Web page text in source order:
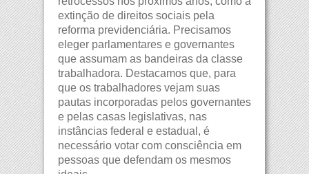
extinção de direitos sociais pela
reforma previdenciária. Precisamos
eleger parlamentares e governantes
que assumam as bandeiras da classe
trabalhadora. Destacamos que, para
que os trabalhadores vejam suas
pautas incorporadas pelos governantes
e pelas casas legislativas, nas
instâncias federal e estadual, é
necessário votar com consciência em
pessoas que defendam os mesmos